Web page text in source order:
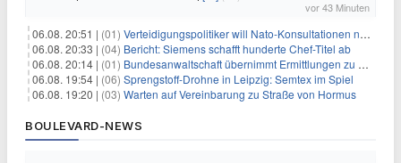
vor 43 Minuten
06.08. 20:51 | (01) Verteidigungspolitiker will Nato-Konsultationen nach Drohnenfund
06.08. 20:33 | (04) Bericht: Siemens schafft hunderte Chef-Titel ab
06.08. 20:14 | (01) Bundesanwaltschaft übernimmt Ermittlungen zu Drohnenvorfall
06.08. 19:54 | (06) Sprengstoff-Drohne in Leipzig: Semtex im Spiel
06.08. 19:20 | (03) Warten auf Vereinbarung zu Straße von Hormus
BOULEVARD-NEWS